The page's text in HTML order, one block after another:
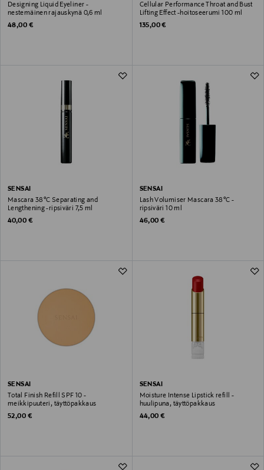
Designing Liquid Eyeliner -
nestemäinen rajauskynä 0,6 ml
Original Price
48,00 €
Cellular Performance Throat and Bust
Lifting Effect -hoitoseerumi 100 ml
Original Price
135,00 €
SENSAI
Mascara 38°C Separating and
Lengthening -ripsiväri 7,5 ml
Original Price
40,00 €
SENSAI
Lash Volumiser Mascara 38°C -
ripsiväri 10 ml
Original Price
46,00 €
SENSAI
Total Finish Refill SPF 10 -
meikkipuuteri, täyttöpakkaus
Original Price
52,00 €
SENSAI
Moisture Intense Lipstick refill -
huulipuna, täyttöpakkaus
Original Price
44,00 €